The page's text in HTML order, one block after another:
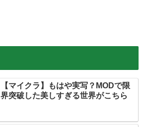
【マイクラ】もはや実写？MODで限
界突破した美しすぎる世界がこちら